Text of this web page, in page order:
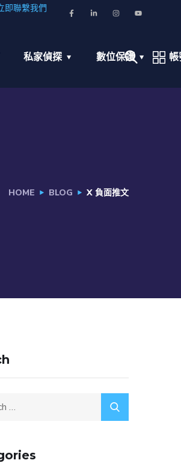
即聯繫我們
私家偵探 數位保護
HOME BLOG X 負面推文